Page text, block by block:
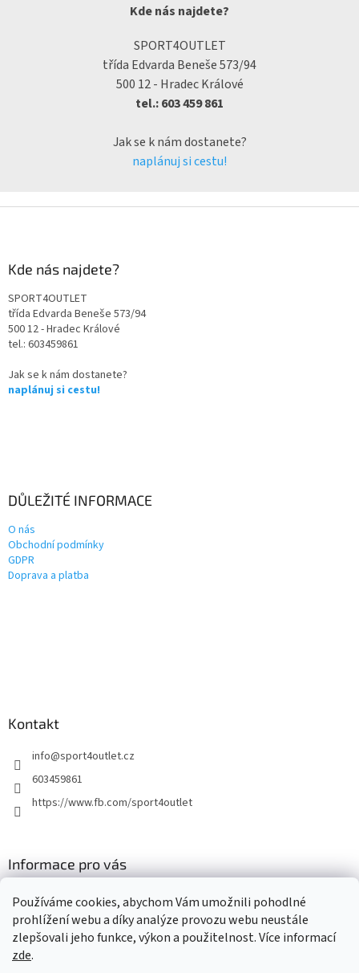
Používáme cookies, abychom Vám umožnili pohodlné
prohlížení webu a díky analýze provozu webu neustále
zlepšovali jeho funkce, výkon a použitelnost. Více informací
zde.
Kde nás najdete?
SPORT4OUTLET
třída Edvarda Beneše 573/94
500 12 - Hradec Králové
tel.: 603 459 861
Jak se k nám dostanete?
naplánuj si cestu!
Kde nás najdete?
SPORT4OUTLET
třída Edvarda Beneše 573/94
500 12 - Hradec Králové
tel.: 603459861
Jak se k nám dostanete?
naplánuj si cestu!
DŮLEŽITÉ INFORMACE
O nás
Obchodní podmínky
GDPR
Doprava a platba
Kontakt
info@sport4outlet.cz
603459861
https://www.fb.com/sport4outlet
Informace pro vás
GDPR
Moje objednávka